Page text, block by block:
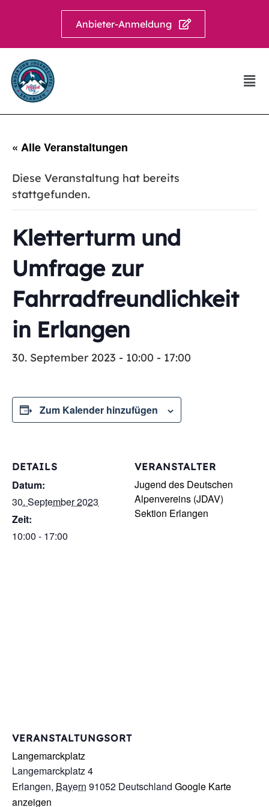
Anbieter-Anmeldung
« Alle Veranstaltungen
Diese Veranstaltung hat bereits
stattgefunden.
Kletterturm und
Umfrage zur
Fahrradfreundlichkeit
in Erlangen
30. September 2023 - 10:00 - 17:00
Zum Kalender hinzufügen
DETAILS
Datum:
30. September 2023
Zeit:
10:00 - 17:00
VERANSTALTER
Jugend des Deutschen
Alpenvereins (JDAV)
Sektion Erlangen
VERANSTALTUNGSORT
Langemarckplatz
Langemarckplatz 4
Erlangen, Bayern 91052 Deutschland Google Karte
anzeigen